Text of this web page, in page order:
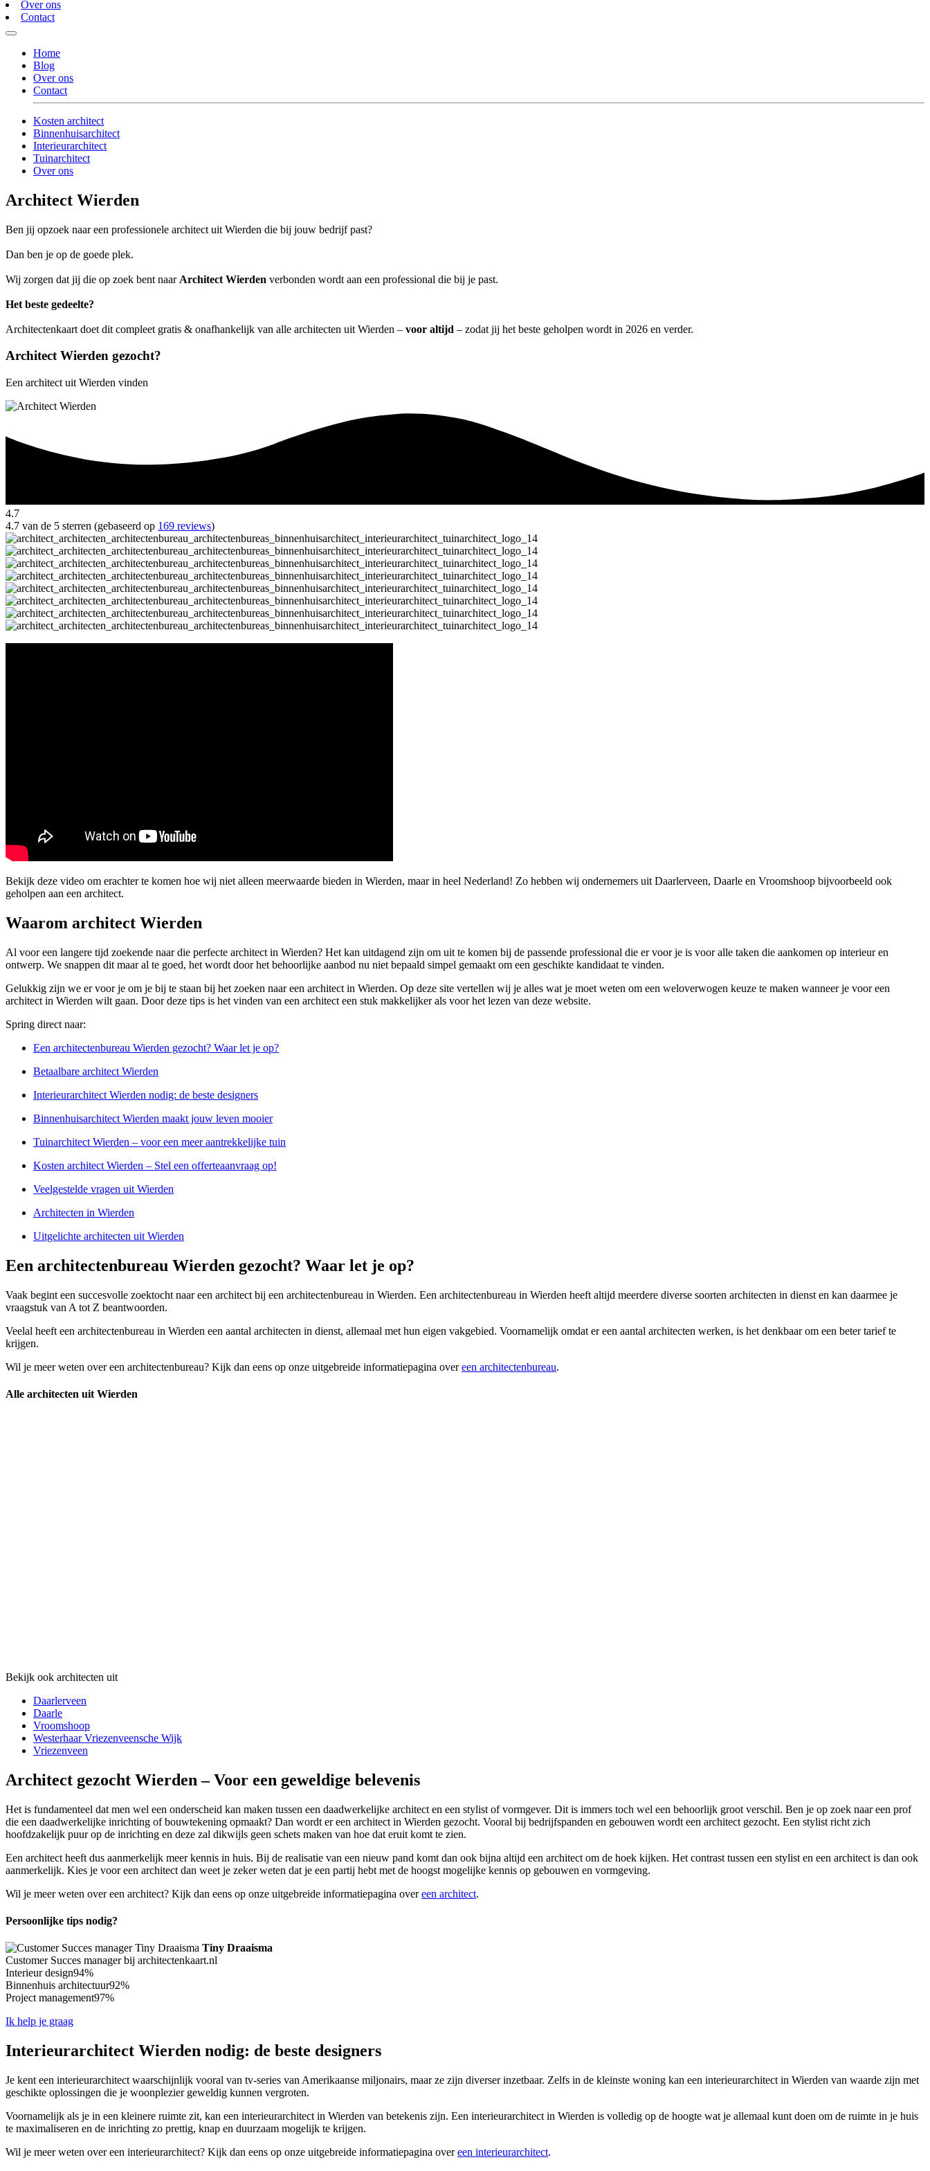
Over ons
Contact
Home
Blog
Over ons
Contact
Kosten architect
Binnenhuisarchitect
Interieurarchitect
Tuinarchitect
Over ons
Architect Wierden
Ben jij opzoek naar een professionele architect uit Wierden die bij jouw bedrijf past?
Dan ben je op de goede plek.
Wij zorgen dat jij die op zoek bent naar Architect Wierden verbonden wordt aan een professional die bij je past.
Het beste gedeelte?
Architectenkaart doet dit compleet gratis & onafhankelijk van alle architecten uit Wierden – voor altijd – zodat jij het beste geholpen wordt in 2026 en verder.
Architect Wierden gezocht?
Een architect uit Wierden vinden
4.7
4.7 van de 5 sterren (gebaseerd op 169 reviews)
Bekijk deze video om erachter te komen hoe wij niet alleen meerwaarde bieden in Wierden, maar in heel Nederland! Zo hebben wij ondernemers uit Daarlerveen, Daarle en Vroomshoop bijvoorbeeld ook
geholpen aan een architect.
Waarom architect Wierden
Al voor een langere tijd zoekende naar die perfecte architect in Wierden? Het kan uitdagend zijn om uit te komen bij de passende professional die er voor je is voor alle taken die aankomen op interieur en
ontwerp. We snappen dit maar al te goed, het wordt door het behoorlijke aanbod nu niet bepaald simpel gemaakt om een geschikte kandidaat te vinden.
Gelukkig zijn we er voor je om je bij te staan bij het zoeken naar een architect in Wierden. Op deze site vertellen wij je alles wat je moet weten om een weloverwogen keuze te maken wanneer je voor een
architect in Wierden wilt gaan. Door deze tips is het vinden van een architect een stuk makkelijker als voor het lezen van deze website.
Spring direct naar:
Een architectenbureau Wierden gezocht? Waar let je op?
Betaalbare architect Wierden
Interieurarchitect Wierden nodig: de beste designers
Binnenhuisarchitect Wierden maakt jouw leven mooier
Tuinarchitect Wierden – voor een meer aantrekkelijke tuin
Kosten architect Wierden – Stel een offerteaanvraag op!
Veelgestelde vragen uit Wierden
Architecten in Wierden
Uitgelichte architecten uit Wierden
Een architectenbureau Wierden gezocht? Waar let je op?
Vaak begint een succesvolle zoektocht naar een architect bij een architectenbureau in Wierden. Een architectenbureau in Wierden heeft altijd meerdere diverse soorten architecten in dienst en kan daarmee je
vraagstuk van A tot Z beantwoorden.
Veelal heeft een architectenbureau in Wierden een aantal architecten in dienst, allemaal met hun eigen vakgebied. Voornamelijk omdat er een aantal architecten werken, is het denkbaar om een beter tarief te
krijgen.
Wil je meer weten over een architectenbureau? Kijk dan eens op onze uitgebreide informatiepagina overeen architectenbureau.
Alle architecten uit Wierden
Bekijk ook architecten uit
Daarlerveen
Daarle
Vroomshoop
Westerhaar Vriezenveensche Wijk
Vriezenveen
Architect gezocht Wierden – Voor een geweldige belevenis
Het is fundamenteel dat men wel een onderscheid kan maken tussen een daadwerkelijke architect en een stylist of vormgever. Dit is immers toch wel een behoorlijk groot verschil. Ben je op zoek naar een prof
die een daadwerkelijke inrichting of bouwtekening opmaakt? Dan wordt er een architect in Wierden gezocht. Vooral bij bedrijfspanden en gebouwen wordt een architect gezocht. Een stylist richt zich
hoofdzakelijk puur op de inrichting en deze zal dikwijls geen schets maken van hoe dat eruit komt te zien.
Een architect heeft dus aanmerkelijk meer kennis in huis. Bij de realisatie van een nieuw pand komt dan ook bijna altijd een architect om de hoek kijken. Het contrast tussen een stylist en een architect is dan ook
aanmerkelijk. Kies je voor een architect dan weet je zeker weten dat je een partij hebt met de hoogst mogelijke kennis op gebouwen en vormgeving.
Wil je meer weten over een architect? Kijk dan eens op onze uitgebreide informatiepagina overeen architect.
Persoonlijke tips nodig?
Tiny Draaisma
Customer Succes manager bij architectenkaart.nl
Interieur design94%
Binnenhuis architectuur92%
Project management97%
Ik help je graag
Interieurarchitect Wierden nodig: de beste designers
Je kent een interieurarchitect waarschijnlijk vooral van tv-series van Amerikaanse miljonairs, maar ze zijn diverser inzetbaar. Zelfs in de kleinste woning kan een interieurarchitect in Wierden van waarde zijn met
geschikte oplossingen die je woonplezier geweldig kunnen vergroten.
Voornamelijk als je in een kleinere ruimte zit, kan een interieurarchitect in Wierden van betekenis zijn. Een interieurarchitect in Wierden is volledig op de hoogte wat je allemaal kunt doen om de ruimte in je huis
te maximaliseren en de inrichting zo prettig, knap en duurzaam mogelijk te krijgen.
Wil je meer weten over een interieurarchitect? Kijk dan eens op onze uitgebreide informatiepagina overeen interieurarchitect.